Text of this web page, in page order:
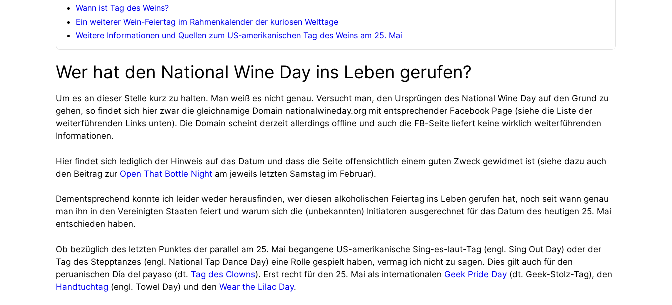
Wann ist Tag des Weins?
Ein weiterer Wein-Feiertag im Rahmenkalender der kuriosen Welttage
Weitere Informationen und Quellen zum US-amerikanischen Tag des Weins am 25. Mai
Wer hat den National Wine Day ins Leben gerufen?
Um es an dieser Stelle kurz zu halten. Man weiß es nicht genau. Versucht man, den Ursprüngen des National Wine Day auf den Grund zu
gehen, so findet sich hier zwar die gleichnamige Domain nationalwineday.org mit entsprechender Facebook Page (siehe die Liste der
weiterführenden Links unten). Die Domain scheint derzeit allerdings offline und auch die FB-Seite liefert keine wirklich weiterführenden
Informationen.
Hier findet sich lediglich der Hinweis auf das Datum und dass die Seite offensichtlich einem guten Zweck gewidmet ist (siehe dazu auch
den Beitrag zur Open That Bottle Night am jeweils letzten Samstag im Februar).
Dementsprechend konnte ich leider weder herausfinden, wer diesen alkoholischen Feiertag ins Leben gerufen hat, noch seit wann genau
man ihn in den Vereinigten Staaten feiert und warum sich die (unbekannten) Initiatoren ausgerechnet für das Datum des heutigen 25. Mai
entschieden haben.
Ob bezüglich des letzten Punktes der parallel am 25. Mai begangene US-amerikanische Sing-es-laut-Tag (engl. Sing Out Day) oder der
Tag des Stepptanzes (engl. National Tap Dance Day) eine Rolle gespielt haben, vermag ich nicht zu sagen. Dies gilt auch für den
peruanischen Día del payaso (dt. Tag des Clowns). Erst recht für den 25. Mai als internationalen Geek Pride Day (dt. Geek-Stolz-Tag), den
Handtuchtag (engl. Towel Day) und den Wear the Lilac Day.